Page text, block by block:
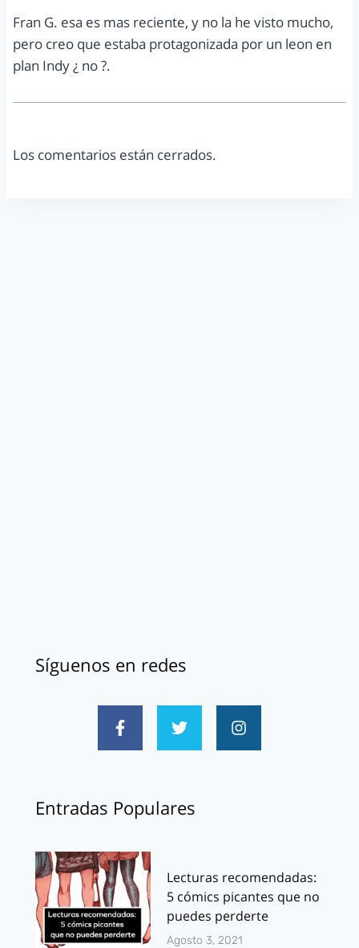
Fran G. esa es mas reciente, y no la he visto mucho,
pero creo que estaba protagonizada por un leon en
plan Indy ¿ no ?.
Los comentarios están cerrados.
Síguenos en redes
Entradas Populares
Lecturas recomendadas:
5 cómics picantes que no
puedes perderte
Agosto 3, 2021